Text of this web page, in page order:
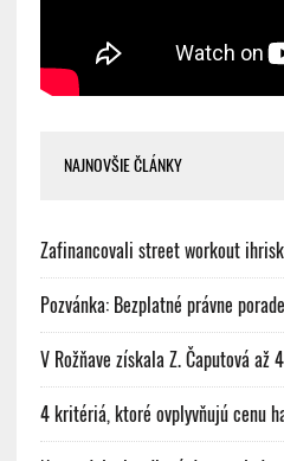
NAJNOVŠIE ČLÁNKY
Zafinancovali street workout
Pozvánka: Bezplatné právne
V Rožňave získala Z. Čaputová až
4 kritériá, ktoré ovplyvňujú cenu